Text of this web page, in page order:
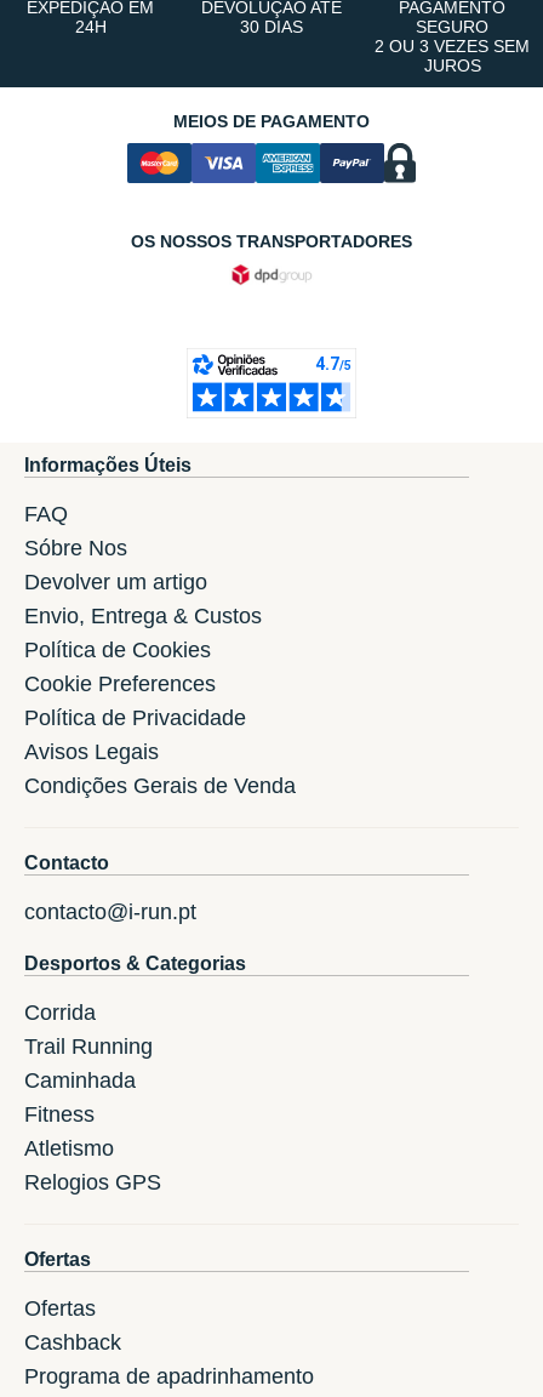
EXPEDIÇÃO EM
24H
DEVOLUÇÃO ATÉ
30 DIAS
PAGAMENTO
SEGURO
2 OU 3 VEZES SEM
JUROS
MEIOS DE PAGAMENTO
OS NOSSOS TRANSPORTADORES
Informações Úteis
FAQ
Sóbre Nos
Devolver um artigo
Envio, Entrega & Custos
Política de Cookies
Cookie Preferences
Política de Privacidade
Avisos Legais
Condições Gerais de Venda
Contacto
contacto@i-run.pt
Desportos & Categorias
Corrida
Trail Running
Caminhada
Fitness
Atletismo
Relogios GPS
Ofertas
Ofertas
Cashback
Programa de apadrinhamento